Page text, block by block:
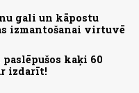
gali un kāpostu
izmantošanai virtuvē
kaķi 60
izdarīt!